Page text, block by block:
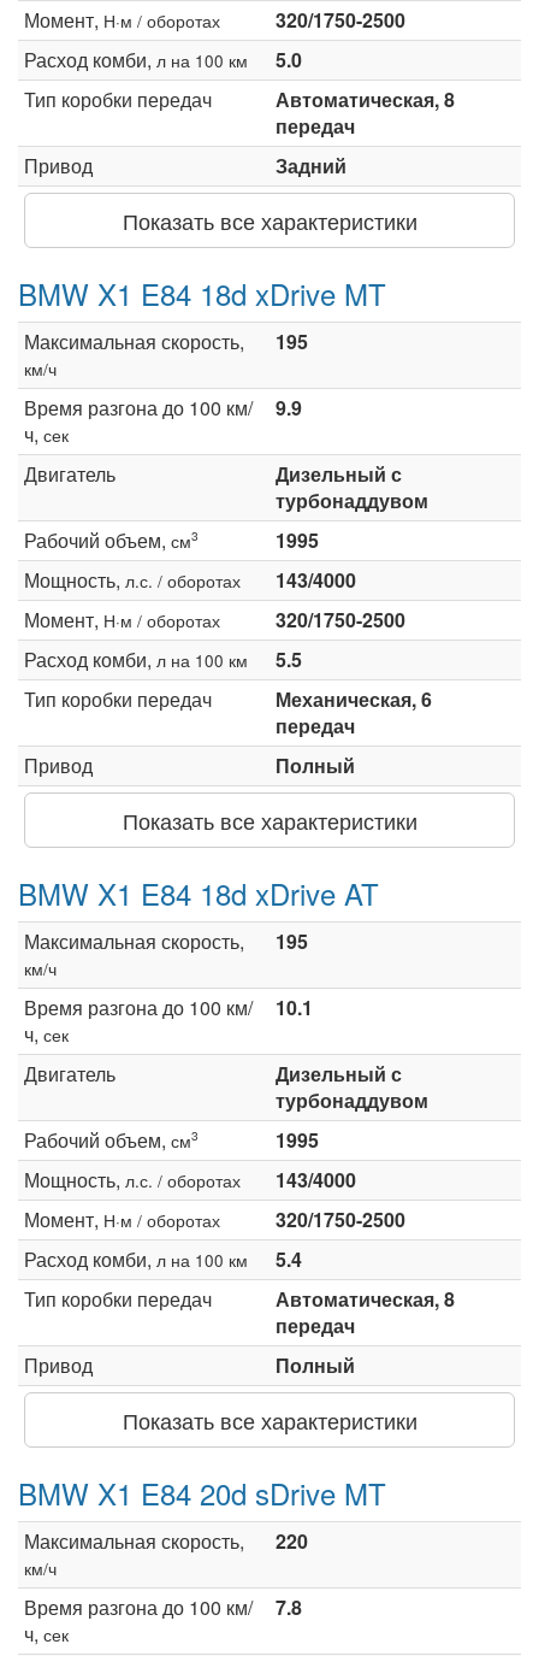
Момент, Н·м / оборотах
320/1750-2500
Расход комби, л на 100 км
5.0
Тип коробки передач
Автоматическая, 8
передач
Привод
Задний
Показать все характеристики
BMW X1 E84 18d xDrive MT
Максимальная скорость,
км/ч
195
Время разгона до 100 км/
ч, сек
9.9
Двигатель
Дизельный с
турбонаддувом
Рабочий объем, см3
1995
Мощность, л.с. / оборотах
143/4000
Момент, Н·м / оборотах
320/1750-2500
Расход комби, л на 100 км
5.5
Тип коробки передач
Механическая, 6
передач
Привод
Полный
Показать все характеристики
BMW X1 E84 18d xDrive AT
Максимальная скорость,
км/ч
195
Время разгона до 100 км/
ч, сек
10.1
Двигатель
Дизельный с
турбонаддувом
Рабочий объем, см3
1995
Мощность, л.с. / оборотах
143/4000
Момент, Н·м / оборотах
320/1750-2500
Расход комби, л на 100 км
5.4
Тип коробки передач
Автоматическая, 8
передач
Привод
Полный
Показать все характеристики
BMW X1 E84 20d sDrive MT
Максимальная скорость,
км/ч
220
Время разгона до 100 км/
ч, сек
7.8